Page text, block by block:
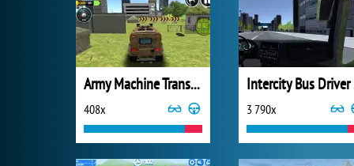
Army Machine Transporter Truck
408x 3 790x